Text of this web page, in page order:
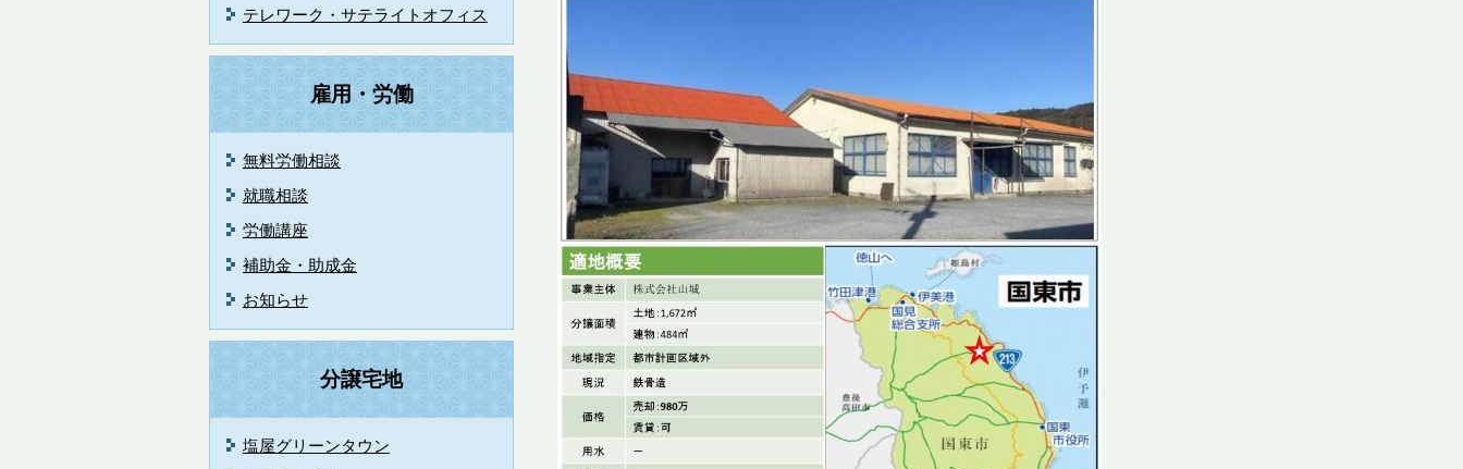
テレワーク・サテライトオフィス
雇用・労働
無料労働相談
就職相談
労働講座
補助金・助成金
お知らせ
分譲宅地
塩屋グリーンタウン